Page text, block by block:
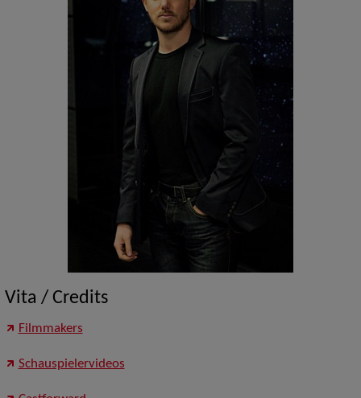
Vita / Credits
Filmmakers
Schauspielervideos